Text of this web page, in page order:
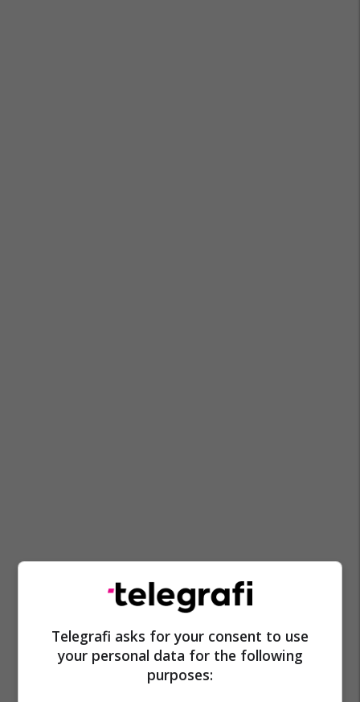
Telegrafi asks for your consent to use
your personal data for the following
purposes: